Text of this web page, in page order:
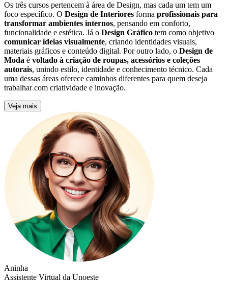
Os três cursos pertencem à área de Design, mas cada um tem um
foco específico. O Design de Interiores forma profissionais para
transformar ambientes internos, pensando em conforto,
funcionalidade e estética. Já o Design Gráfico tem como objetivo
comunicar ideias visualmente, criando identidades visuais,
materiais gráficos e conteúdo digital. Por outro lado, o Design de
Moda é voltado à criação de roupas, acessórios e coleções
autorais, unindo estilo, identidade e conhecimento técnico. Cada
uma dessas áreas oferece caminhos diferentes para quem deseja
trabalhar com criatividade e inovação.
Veja mais
Aninha
Assistente Virtual da Unoeste